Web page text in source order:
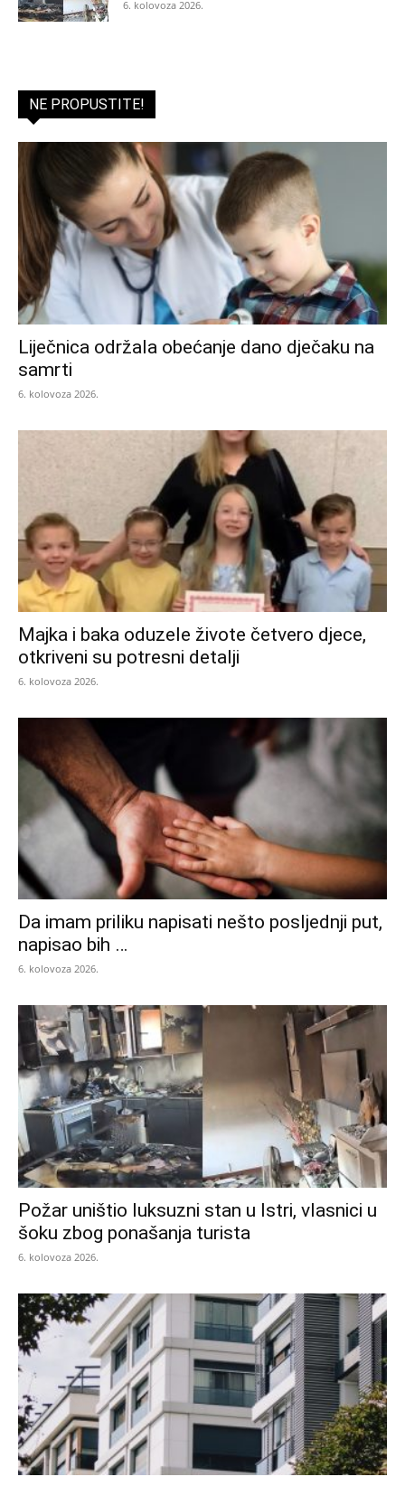
6. kolovoza 2026.
NE PROPUSTITE!
Liječnica održala obećanje dano dječaku na
samrti
6. kolovoza 2026.
Majka i baka oduzele živote četvero djece,
otkriveni su potresni detalji
6. kolovoza 2026.
Da imam priliku napisati nešto posljednji put,
napisao bih …
6. kolovoza 2026.
Požar uništio luksuzni stan u Istri, vlasnici u
šoku zbog ponašanja turista
6. kolovoza 2026.